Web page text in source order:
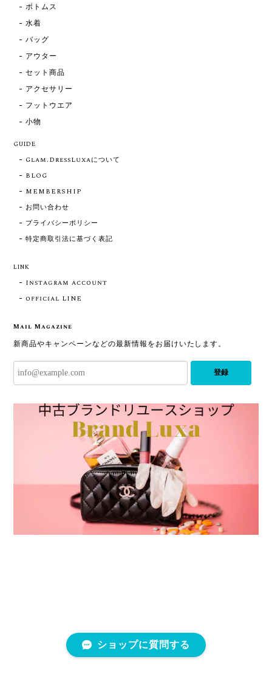
ボトムス
水着
バッグ
アウター
セット商品
アクセサリー
フットウエア
小物
GUIDE
Glam.DressLuxaについて
BLOG
MEMBERSHIP
お問い合わせ
プライバシーポリシー
特定商取引法に基づく表記
LINK
Instagram account
official LINE
Mail Magazine
新商品やキャンペーンなどの最新情報をお届けいたします。
登録
ショップに質問する